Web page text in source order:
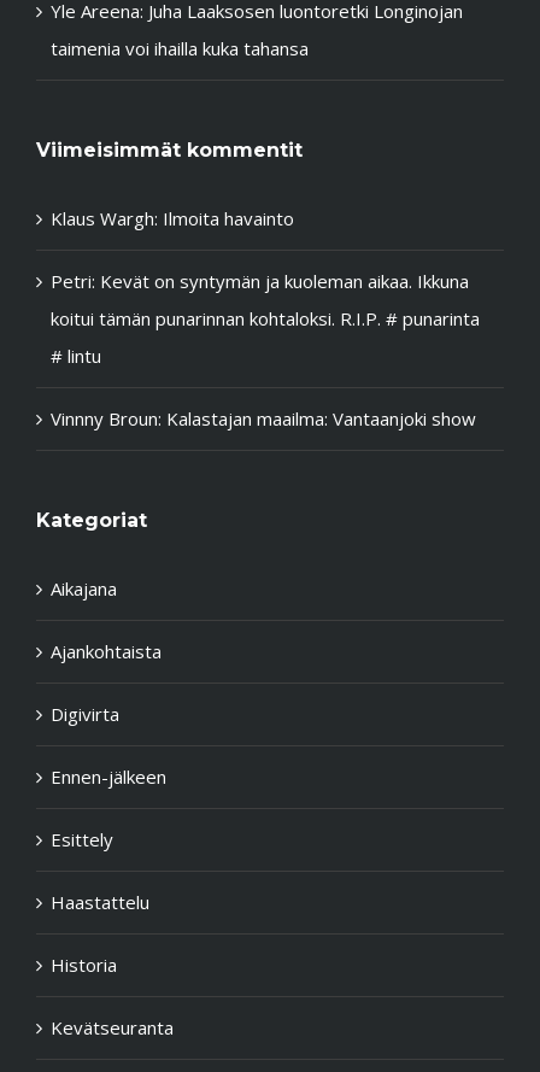
Yle Areena: Juha Laaksosen luontoretki Longinojan
taimenia voi ihailla kuka tahansa
Viimeisimmät kommentit
Klaus Wargh: Ilmoita havainto
Petri: Kevät on syntymän ja kuoleman aikaa. Ikkuna
koitui tämän punarinnan kohtaloksi. R.I.P. # punarinta
# lintu
Vinnny Broun: Kalastajan maailma: Vantaanjoki show
Kategoriat
Aikajana
Ajankohtaista
Digivirta
Ennen-jälkeen
Esittely
Haastattelu
Historia
Kevätseuranta